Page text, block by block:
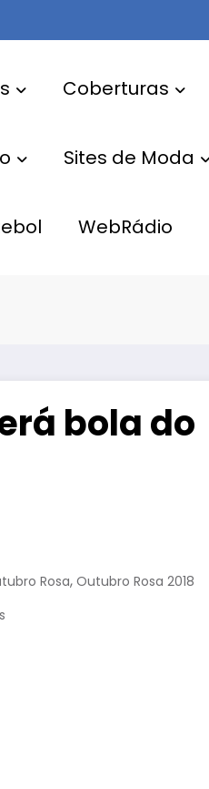
Coberturas
Sites de Moda
WebRádio
bola do
Rosa, Outubro Rosa 2018